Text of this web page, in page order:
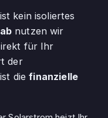
kein isoliertes
nutzen wir
für Ihr
der
diefinanzielle